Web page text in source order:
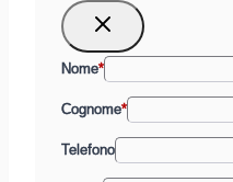
Nome*
Cognome*
Telefono